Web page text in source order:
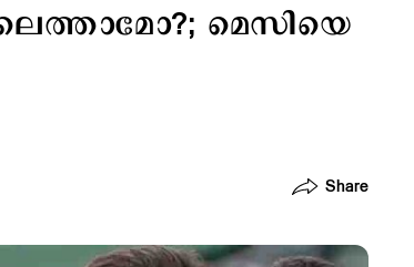
മെസിയെ
Share